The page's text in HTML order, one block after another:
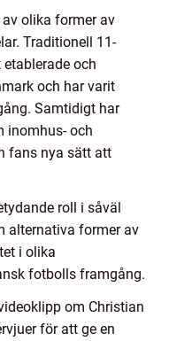
olika former av
Traditionell 11-
och
och har varit
Samtidigt har
inomhus- och
fans nya sätt att
roll i såväl
alternativa former av
i olika
fotbolls framgång.
om Christian
för att ge en